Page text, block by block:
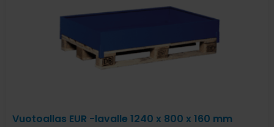
Vuotoallas EUR -lavalle 1240 x 800 x 160 mm